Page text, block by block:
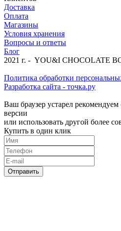
Доставка
Оплата
Магазины
Условия хранения
Вопросы и ответы
Блог
2021 г. - YOU&I CHOCOLATE
Политика обработки
Разработка сайта - точка.ру
Ваш браузер устарел
версии
или использовать другой более
Купить в один клик
Отправить